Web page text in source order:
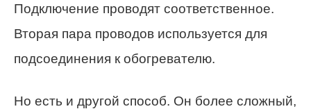
Подключение проводят соответственное.
Вторая пара проводов используется для
подсоединения к обогревателю.
Но есть и другой способ. Он более сложный,